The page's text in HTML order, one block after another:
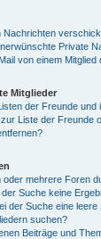
Nachrichten
Private
von einem
Mitglieder
der Freunde und
Liste der Freunde
oder mehrere Foren
Suche keine
der Suche eine leere
suchen?
Beiträge und